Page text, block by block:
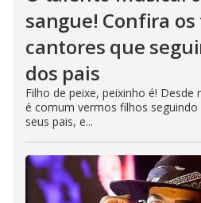
sangue! Confira
cantores que
dos pais
Filho de peixe, peixinho é!
é comum vermos filhos
seus pais, e...